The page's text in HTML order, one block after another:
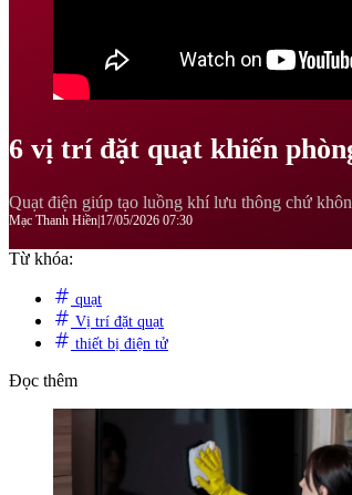
6 vị trí đặt quạt khiến
Quạt điện giúp tạo luồng khí lưu thông chứ
Mạc Thanh Hiền 17/05/2026 07:30
Từ khóa:
quạt
Vị trí đặt quạt
thiết bị điện tử
Đọc thêm